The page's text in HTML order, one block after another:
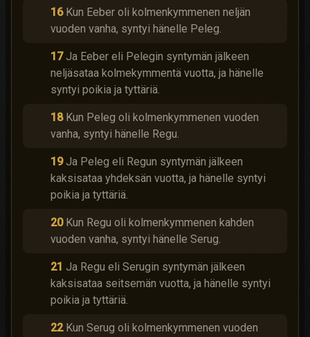
16 Kun Eeber oli kolmenkymmenen neljän
vuoden vanha, syntyi hänelle Peleg.
17 Ja Eeber eli Pelegin syntymän jälkeen
neljäsataa kolmekymmentä vuotta, ja hänelle
syntyi poikia ja tyttäriä.
18 Kun Peleg oli kolmenkymmenen vuoden
vanha, syntyi hänelle Regu.
19 Ja Peleg eli Regun syntymän jälkeen
kaksisataa yhdeksän vuotta, ja hänelle syntyi
poikia ja tyttäriä.
20 Kun Regu oli kolmenkymmenen kahden
vuoden vanha, syntyi hänelle Serug.
21 Ja Regu eli Serugin syntymän jälkeen
kaksisataa seitsemän vuotta, ja hänelle syntyi
poikia ja tyttäriä.
22 Kun Serug oli kolmenkymmenen vuoden